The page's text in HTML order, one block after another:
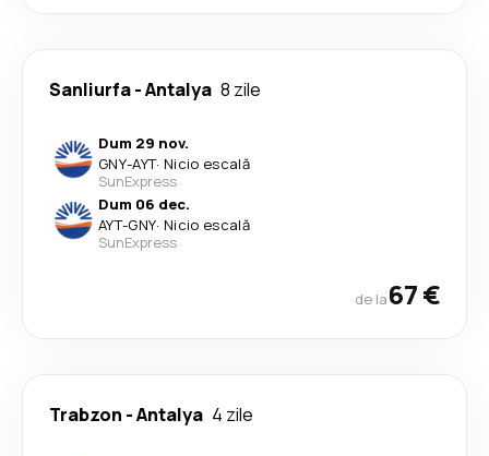
Sanliurfa-Antalya 8 zile
Dum 29 nov.
GNY-AYT· Nicio escală
SunExpress
Dum 06 dec.
AYT-GNY· Nicio escală
SunExpress
de la67 €
Trabzon -Antalya 4 zile